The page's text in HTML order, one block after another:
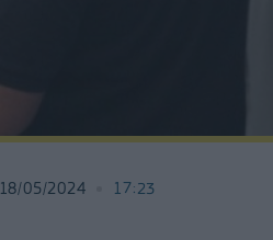
18/05/2024 17:23